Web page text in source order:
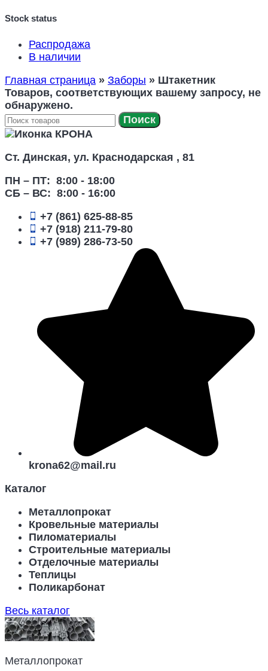
Stock status
Распродажа
В наличии
Главная страница » Заборы » Штакетник
Товаров, соответствующих вашему запросу, не
обнаружено.
Поиск
Ст. Динская, ул. Краснодарская , 81
ПН – ПТ: 8:00 - 18:00
СБ – ВС: 8:00 - 16:00
+7 (861) 625-88-85
+7 (918) 211-79-80
+7 (989) 286-73-50
krona62@mail.ru
Каталог
Металлопрокат
Кровельные материалы
Пиломатериалы
Строительные материалы
Отделочные материалы
Теплицы
Поликарбонат
Весь каталог
Металлопрокат